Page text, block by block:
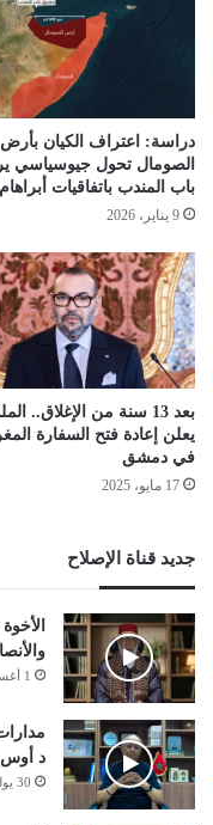
دراسة: اعتراف الكيان بأرض
الصومال تحول جيوسياسي
باب المندب باتفاقيات أبراهام
9 يناير، 2026
بعد 13 سنة من الإغلاق..
يعلن إعادة فتح السفارة
في دمشق
17 مايو، 2025
جديد قناة الإصلاح
1 أغسطس، 2026
د أوس
30 يوليو، 2026